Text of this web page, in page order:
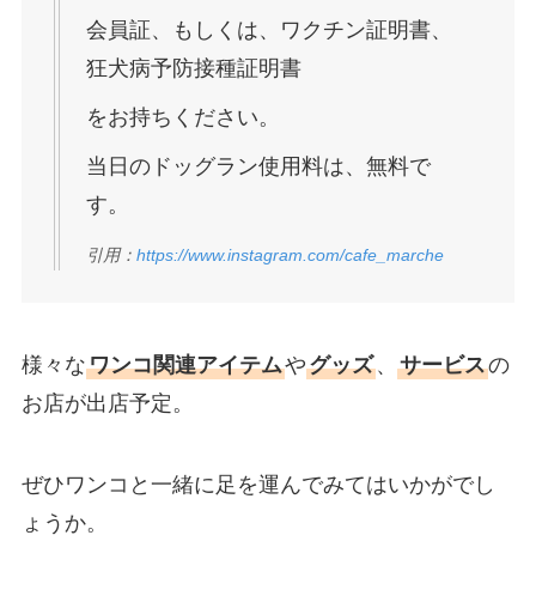
会員証、もしくは、ワクチン証明書、
狂犬病予防接種証明書
をお持ちください。
当日のドッグラン使用料は、無料で
す。
引用： https://www.instagram.com/cafe_marche
様々なワンコ関連アイテムやグッズ、 サービスの
お店が出店予定。
ぜひワンコと一緒に足を運んでみてはいかがでし
ょうか。